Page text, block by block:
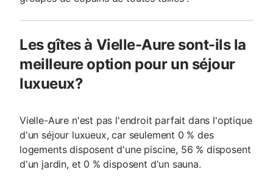
Les gîtes à Vielle-Aure sont-ils la
meilleure option pour un séjour
luxueux?
Vielle-Aure n'est pas l'endroit parfait dans l'optique
d'un séjour luxueux, car seulement 0 % des
logements disposent d'une piscine, 56 % disposent
d'un jardin, et 0 % disposent d'un sauna.